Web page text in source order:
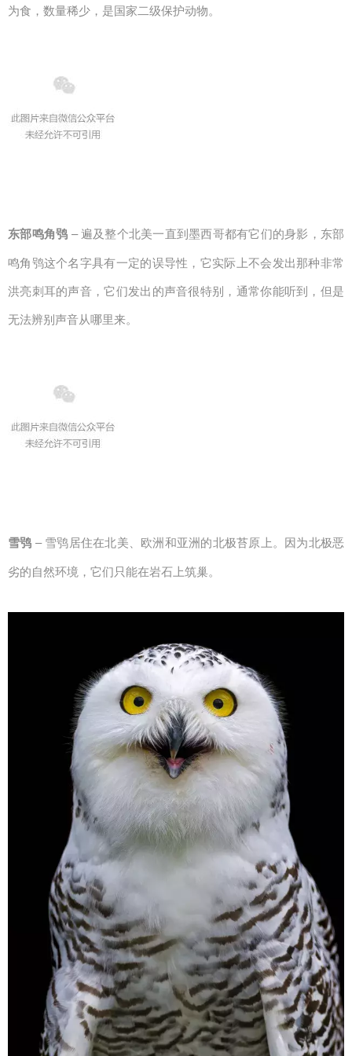
为食，数量稀少，是国家二级保护动物。
东部鸣角鸮 – 遍及整个北美一直到墨西哥都有它们的身影，东部
鸣角鸮这个名字具有一定的误导性，它实际上不会发出那种非常
洪亮刺耳的声音，它们发出的声音很特别，通常你能听到，但是
无法辨别声音从哪里来。
雪鸮 – 雪鸮居住在北美、欧洲和亚洲的北极苔原上。因为北极恶
劣的自然环境，它们只能在岩石上筑巢。